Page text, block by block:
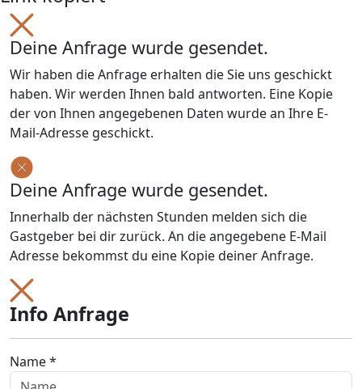
Deine Anfrage wurde gesendet.
Wir haben die Anfrage erhalten die Sie uns geschickt
haben. Wir werden Ihnen bald antworten. Eine Kopie
der von Ihnen angegebenen Daten wurde an Ihre E-
Mail-Adresse geschickt.
Deine Anfrage wurde gesendet.
Innerhalb der nächsten Stunden melden sich die
Gastgeber bei dir zurück. An die angegebene E-Mail
Adresse bekommst du eine Kopie deiner Anfrage.
Info Anfrage
Name *